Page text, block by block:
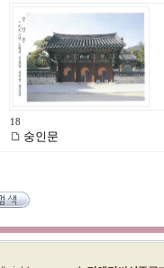
18
숭인문